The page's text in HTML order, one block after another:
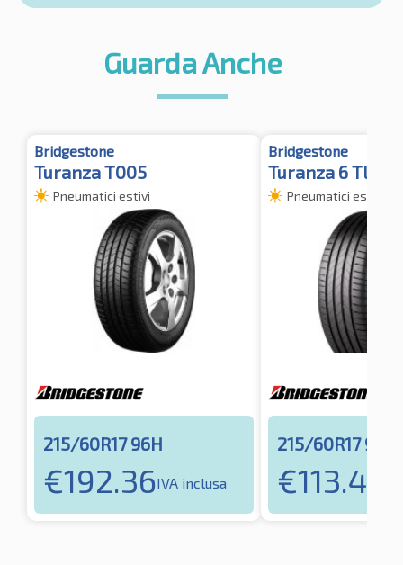
Guarda Anche
Bridgestone
Turanza T005
Pneumatici estivi
215/60R17 96H
€192.36IVA inclusa
Bridgestone
Turanza 6 TL
Pneumatici estivi
215/60R17 96H
€113.40